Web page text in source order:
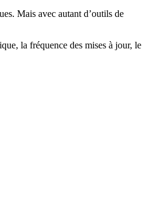
Mais avec autant d’outils de
la fréquence des mises à jour, le